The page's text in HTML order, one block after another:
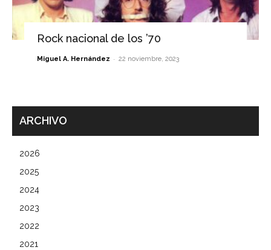
Rock nacional de los ’70
Miguel A. Hernández - 22 noviembre, 2023
ARCHIVO
2026
2025
2024
2023
2022
2021